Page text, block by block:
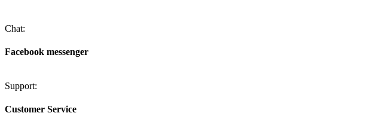
Chat:
Facebook messenger
Support:
Customer Service